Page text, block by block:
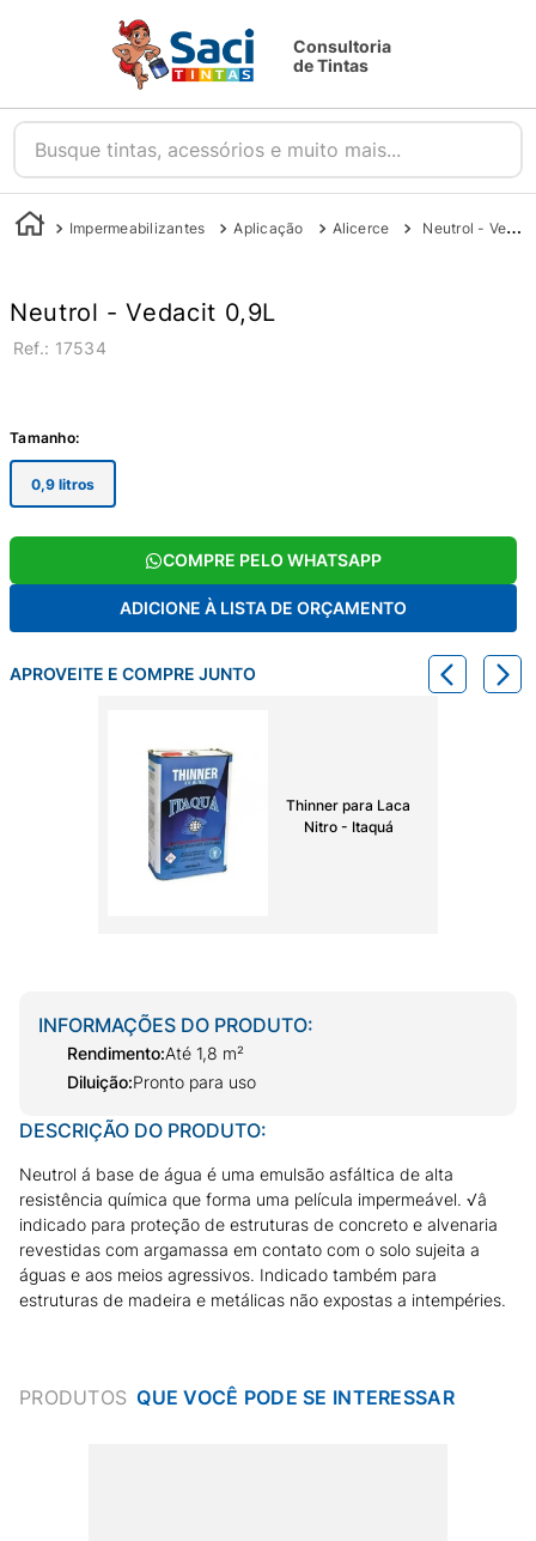
Consultoria
de Tintas
Busque tintas, acessórios e muito mais...
Impermeabilizantes Aplicação Alicerce Neutrol - Vedacit 0,9L
Neutrol - Vedacit 0,9L
: 17534
Tamanho:
0,9 litros
COMPRE PELO WHATSAPP
ADICIONE À LISTA DE ORÇAMENTO
APROVEITE E COMPRE JUNTO
Thinner para Laca
Nitro - Itaquá
INFORMAÇÕES DO PRODUTO:
Rendimento:Até 1,8 m²
Diluição:Pronto para uso
DESCRIÇÃO DO PRODUTO:
Neutrol á base de água é uma emulsão asfáltica de alta
resistência química que forma uma película impermeável. √â
indicado para proteção de estruturas de concreto e alvenaria
revestidas com argamassa em contato com o solo sujeita a
águas e aos meios agressivos. Indicado também para
estruturas de madeira e metálicas não expostas a intempéries.
PRODUTOS